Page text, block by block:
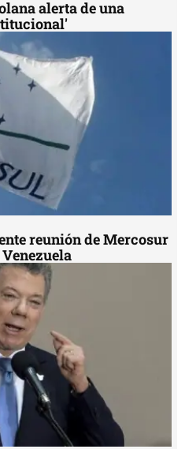
alerta de una
reunión de Mercosur